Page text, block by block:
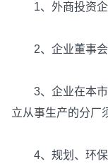
1、外商投资企
2、企业董事会
3、企业在本市
立从事生产的分厂
4、规划、环保